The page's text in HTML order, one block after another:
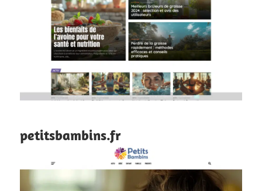
petitsbambins.fr